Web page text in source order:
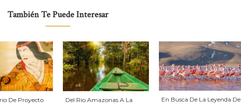
También Te Puede Interesar
De Proyecto
Del Rio Amazonas A La
En Busca De La Leyenda De